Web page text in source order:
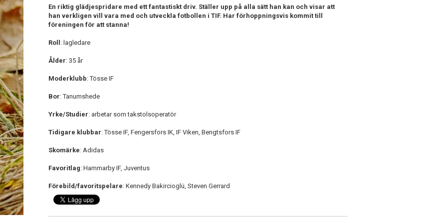
En riktig glädjespridare med ett fantastiskt driv. Ställer upp på alla sätt han kan och visar att
han verkligen vill vara med och utveckla fotbollen i TIF. Har förhoppningsvis kommit till
föreningen för att stanna!
Roll : lagledare
Ålder: 35 år
Moderklubb: Tösse IF
Bor: Tanumshede
Yrke/Studier: arbetar som takstolsoperatör
Tidigare klubbar: Tösse IF, Fengersfors IK, IF Viken, Bengtsfors IF
Skomärke: Adidas
Favoritlag: Hammarby IF, Juventus
Förebild/favoritspelare: Kennedy Bakircioglü, Steven Gerrard